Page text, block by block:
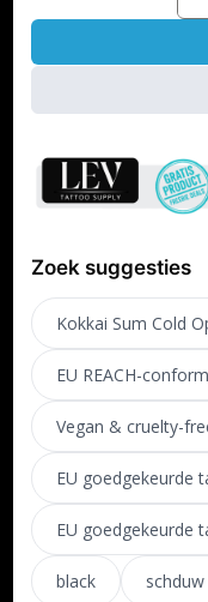
Zoek suggesties
Kokkai Sum Cold
EU REACH-
Vegan & cruelty-
EU goedgekeurde
EU goedgekeurde
black